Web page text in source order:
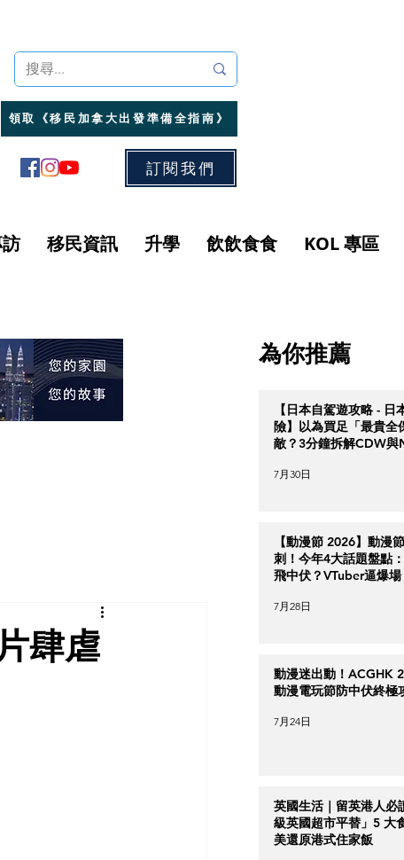
領取《移民加拿大出發準備全指南》
訂閱我們
移民資訊 升學 飲飲食食 KOL 專區
肆虐
為你推薦
【日本自駕遊攻略 - 日
險】以為買足「最貴全
敵？3分鐘拆解CDW與
7月30日
【動漫節 2026】動漫
刺！今年4大話題盤點
飛中伏？VTuber逼爆場
7月28日
動漫迷出動！ACGHK
動漫電玩節防中伏終極
7月24日
英國生活｜留英港人必
級英國超市平替」5 大
美還原港式住家飯